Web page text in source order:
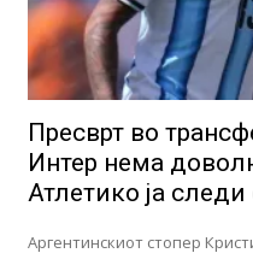
Пресврт во
Интер нема
Атлетико ја следи
Аргентинскиот стопер